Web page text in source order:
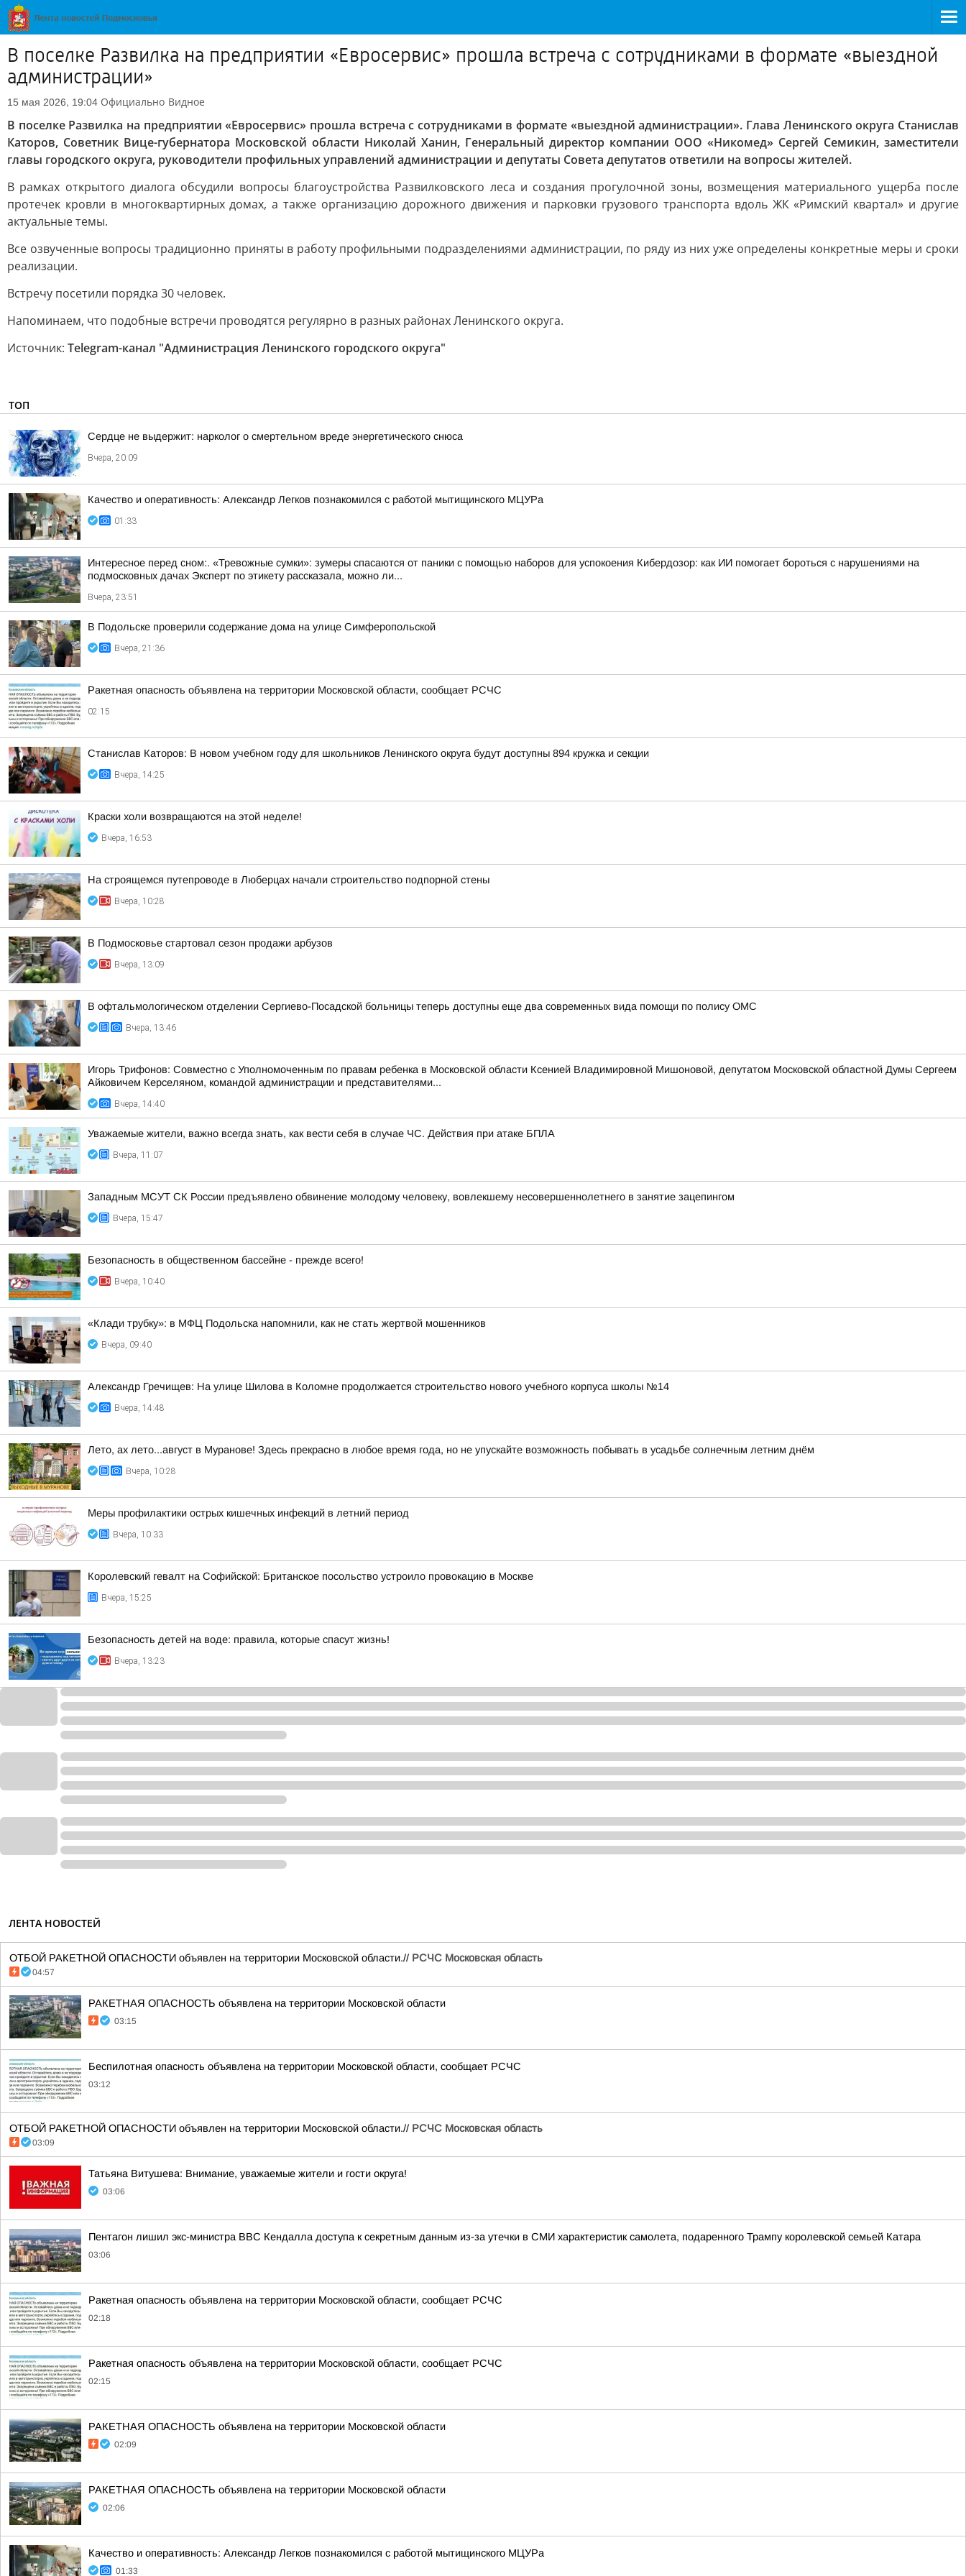
В поселке Развилка на предприятии «Евросервис» прошла встреча с сотрудниками в формате «выездной
администрации»
15 мая 2026, 19:04 Официально Видное
В поселке Развилка на предприятии «Евросервис» прошла встреча с сотрудниками в формате «выездной администрации». Глава Ленинского округа Станислав
Каторов, Советник Вице-губернатора Московской области Николай Ханин, Генеральный директор компании ООО «Никомед» Сергей Семикин, заместители
главы городского округа, руководители профильных управлений администрации и депутаты Совета депутатов ответили на вопросы жителей.
В рамках открытого диалога обсудили вопросы благоустройства Развилковского леса и создания прогулочной зоны, возмещения материального ущерба после
протечек кровли в многоквартирных домах, а также организацию дорожного движения и парковки грузового транспорта вдоль ЖК «Римский квартал» и другие
актуальные темы.
Все озвученные вопросы традиционно приняты в работу профильными подразделениями администрации, по ряду из них уже определены конкретные меры и сроки
реализации.
Встречу посетили порядка 30 человек.
Напоминаем, что подобные встречи проводятся регулярно в разных районах Ленинского округа.
Источник: Telegram-канал "Администрация Ленинского городского округа"
ТОП
Сердце не выдержит: нарколог о смертельном вреде энергетического снюса
Вчера, 20:09
Качество и оперативность: Александр Легков познакомился с работой мытищинского МЦУРа
01:33
Интересное перед сном:. «Тревожные сумки»: зумеры спасаются от паники с помощью наборов для успокоения Кибердозор: как ИИ помогает бороться с нарушениями на
подмосковных дачах Эксперт по этикету рассказала, можно ли...
Вчера, 23:51
В Подольске проверили содержание дома на улице Симферопольской
Вчера, 21:36
Ракетная опасность объявлена на территории Московской области, сообщает РСЧС
02:15
Станислав Каторов: В новом учебном году для школьников Ленинского округа будут доступны 894 кружка и секции
Вчера, 14:25
Краски холи возвращаются на этой неделе!
Вчера, 16:53
На строящемся путепроводе в Люберцах начали строительство подпорной стены
Вчера, 10:28
В Подмосковье стартовал сезон продажи арбузов
Вчера, 13:09
В офтальмологическом отделении Сергиево-Посадской больницы теперь доступны еще два современных вида помощи по полису ОМС
Вчера, 13:46
Игорь Трифонов: Совместно с Уполномоченным по правам ребенка в Московской области Ксенией Владимировной Мишоновой, депутатом Московской областной Думы Сергеем
Айковичем Керселяном, командой администрации и представителями...
Вчера, 14:40
Уважаемые жители, важно всегда знать, как вести себя в случае ЧС. Действия при атаке БПЛА
Вчера, 11:07
Западным МСУТ СК России предъявлено обвинение молодому человеку, вовлекшему несовершеннолетнего в занятие зацепингом
Вчера, 15:47
Безопасность в общественном бассейне - прежде всего!
Вчера, 10:40
«Клади трубку»: в МФЦ Подольска напомнили, как не стать жертвой мошенников
Вчера, 09:40
Александр Гречищев: На улице Шилова в Коломне продолжается строительство нового учебного корпуса школы №14
Вчера, 14:48
Лето, ах лето...август в Муранове! Здесь прекрасно в любое время года, но не упускайте возможность побывать в усадьбе солнечным летним днём
Вчера, 10:28
Меры профилактики острых кишечных инфекций в летний период
Вчера, 10:33
Королевский гевалт на Софийской: Британское посольство устроило провокацию в Москве
Вчера, 15:25
Безопасность детей на воде: правила, которые спасут жизнь!
Вчера, 13:23
ЛЕНТА НОВОСТЕЙ
ОТБОЙ РАКЕТНОЙ ОПАСНОСТИ объявлен на территории Московской области.// РСЧС Московская область
04:57
РАКЕТНАЯ ОПАСНОСТЬ объявлена на территории Московской области
03:15
Беспилотная опасность объявлена на территории Московской области, сообщает РСЧС
03:12
ОТБОЙ РАКЕТНОЙ ОПАСНОСТИ объявлен на территории Московской области.// РСЧС Московская область
03:09
Татьяна Витушева: Внимание, уважаемые жители и гости округа!
03:06
Пентагон лишил экс-министра ВВС Кендалла доступа к секретным данным из-за утечки в СМИ характеристик самолета, подаренного Трампу королевской семьей Катара
03:06
Ракетная опасность объявлена на территории Московской области, сообщает РСЧС
02:18
Ракетная опасность объявлена на территории Московской области, сообщает РСЧС
02:15
РАКЕТНАЯ ОПАСНОСТЬ объявлена на территории Московской области
02:09
РАКЕТНАЯ ОПАСНОСТЬ объявлена на территории Московской области
02:06
Качество и оперативность: Александр Легков познакомился с работой мытищинского МЦУРа
01:33